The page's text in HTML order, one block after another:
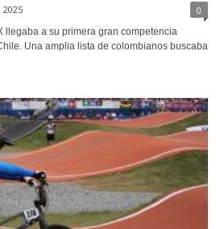
0
llegaba a su primera gran competencia
Una amplia lista de colombianos buscaba